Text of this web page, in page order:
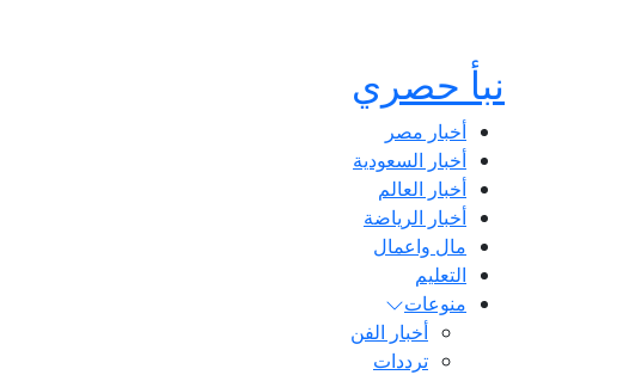
نبأ حصري
أخبار مصر
أخبار السعودية
أخبار العالم
أخبار الرياضة
مال واعمال
التعليم
منوعات
أخبار الفن
ترددات